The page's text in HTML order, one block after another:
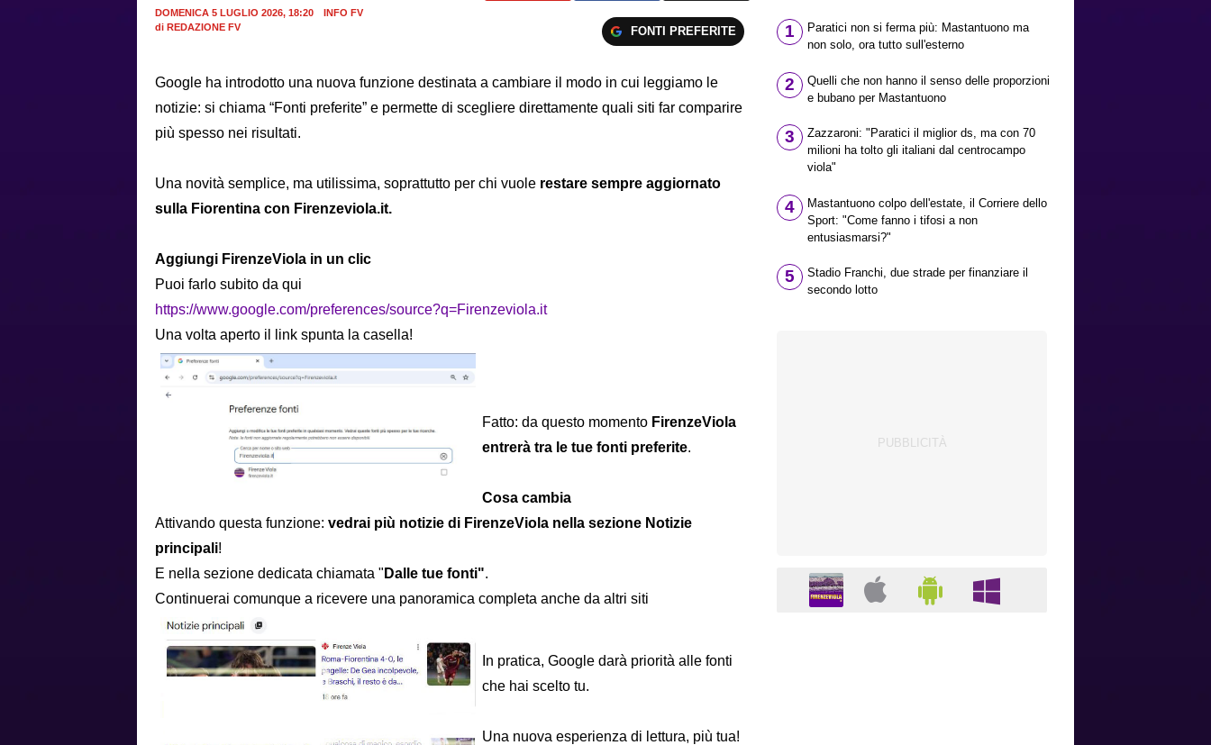
DOMENICA 5 LUGLIO 2026, 18:20
INFO FV
di REDAZIONE FV FONTI PREFERITE
Google ha introdotto una nuova funzione destinata a cambiare il modo in cui leggiamo le
notizie: si chiama “Fonti preferite” e permette di scegliere direttamente quali siti far comparire
più spesso nei risultati.
Una novità semplice, ma utilissima, soprattutto per chi vuole restare sempre aggiornato
sulla Fiorentina con Firenzeviola.it.
Aggiungi FirenzeViola in un clic
Puoi farlo subito da qui
https://www.google.com/preferences/source?q=Firenzeviola.it
Una volta aperto il link spunta la casella!
Fatto: da questo momento FirenzeViola
entrerà tra le tue fonti preferite.
Cosa cambia
Attivando questa funzione: vedrai più notizie di FirenzeViola nella sezione Notizie
principali!
E nella sezione dedicata chiamata " Dalle tue fonti".
Continuerai comunque a ricevere una panoramica completa anche da altri siti
In pratica, Google darà priorità alle fonti
che hai scelto tu.
Una nuova esperienza di lettura, più tua!
1
Paratici non si ferma più: Mastantuono ma
non solo, ora tutto sull'esterno
2
Quelli che non hanno il senso delle proporzioni
e bubano per Mastantuono
3
Zazzaroni: "Paratici il miglior ds, ma con 70
milioni ha tolto gli italiani dal centrocampo
viola"
4
Mastantuono colpo dell'estate, il Corriere dello
Sport: "Come fanno i tifosi a non
entusiasmarsi?"
5
Stadio Franchi, due strade per finanziare il
secondo lotto